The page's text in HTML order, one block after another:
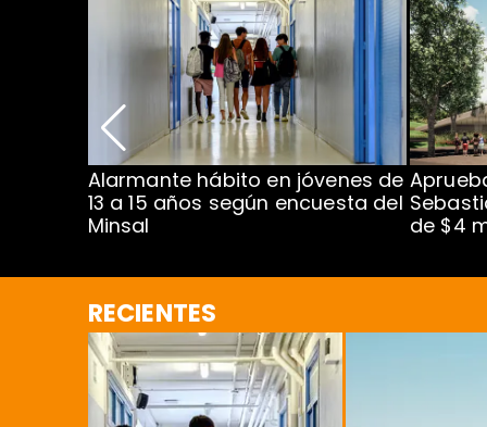
Alarmante hábito en jóvenes de
13 a 15 años según encuesta del
Minsal
de $4
RECIENTES